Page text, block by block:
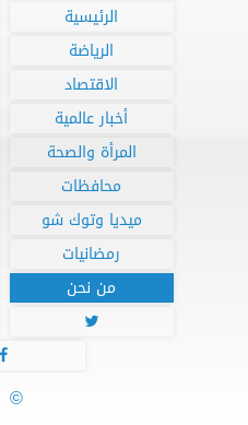
الرئيسية
الرياضة
الاقتصاد
أخبار عالمية
المرأة والصحة
محافظات
ميديا وتوك شو
رمضانيات
من نحن


©